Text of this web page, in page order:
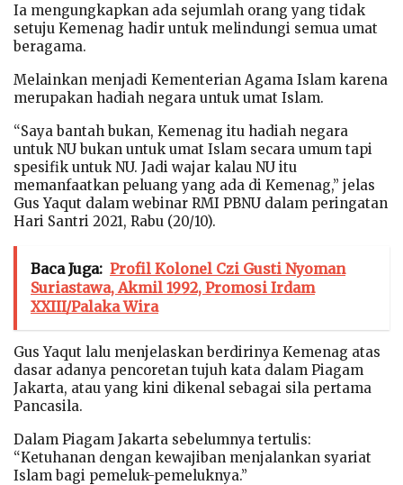
Ia mengungkapkan ada sejumlah orang yang tidak
setuju Kemenag hadir untuk melindungi semua umat
beragama.
Melainkan menjadi Kementerian Agama Islam karena
merupakan hadiah negara untuk umat Islam.
“Saya bantah bukan, Kemenag itu hadiah negara
untuk NU bukan untuk umat Islam secara umum tapi
spesifik untuk NU. Jadi wajar kalau NU itu
memanfaatkan peluang yang ada di Kemenag,” jelas
Gus Yaqut dalam webinar RMI PBNU dalam peringatan
Hari Santri 2021, Rabu (20/10).
Baca Juga: Profil Kolonel Czi Gusti Nyoman
Suriastawa, Akmil 1992, Promosi Irdam
XXIII/Palaka Wira
Gus Yaqut lalu menjelaskan berdirinya Kemenag atas
dasar adanya pencoretan tujuh kata dalam Piagam
Jakarta, atau yang kini dikenal sebagai sila pertama
Pancasila.
Dalam Piagam Jakarta sebelumnya tertulis:
“Ketuhanan dengan kewajiban menjalankan syariat
Islam bagi pemeluk-pemeluknya.”